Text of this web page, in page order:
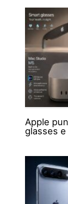
Apple
glasses